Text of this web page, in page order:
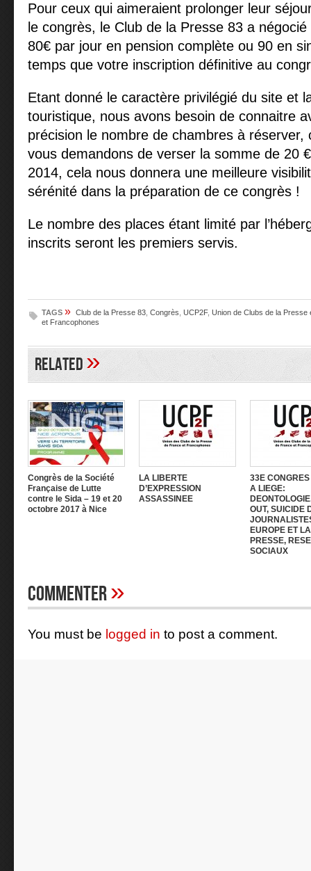
Pour ceux qui aimeraient prolonger leur
le congrès, le Club de la Presse 83 a
80€ par jour en pension complète ou 90 en
temps que votre inscription définitive au
Etant donné le caractère privilégié du site et
touristique, nous avons besoin de connaitre
précision le nombre de chambres à réserver,
vous demandons de verser la somme de 20
2014, cela nous donnera une meilleure
sérénité dans la préparation de ce congrès !
Le nombre des places étant limité par
inscrits seront les premiers servis.
TAGS » Club de la Presse 83 Congrès UCP2F, Union de Clubs de la
et Francophones
Related»
Congrès de la Société
Française de Lutte
contre le Sida – 19 et 20
octobre 2017 à Nice
LA LIBERTE
D’EXPRESSION
ASSASSINEE
33E
A LIEGE:
OUT, SUICIDE
EUROPE ET LA
PRESSE,
SOCIAUX
Commenter»
You must be logged in to post a comment.